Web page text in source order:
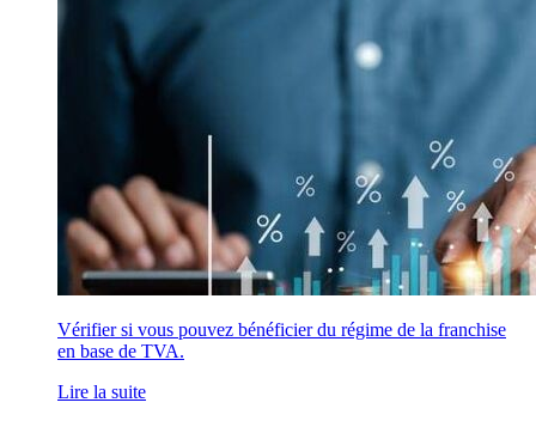
Vérifier si vous pouvez bénéficier du régime de la franchise
en base de TVA.
Lire la suite